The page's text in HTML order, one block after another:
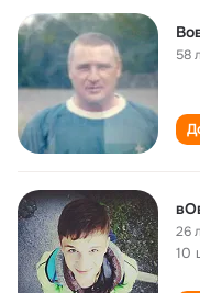
58
26
10